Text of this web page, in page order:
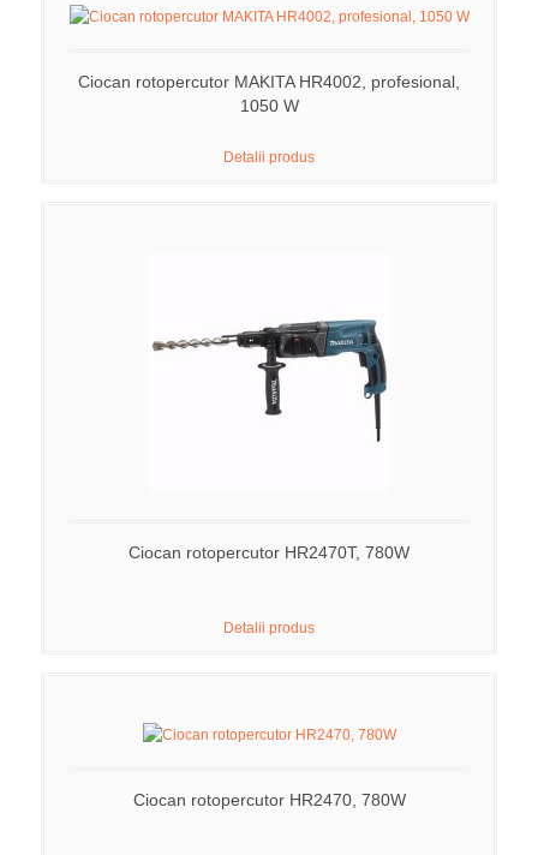
Ciocan rotopercutor MAKITA HR4002, profesional,
1050 W
Detalii produs
Ciocan rotopercutor HR2470T, 780W
Detalii produs
Ciocan rotopercutor HR2470, 780W